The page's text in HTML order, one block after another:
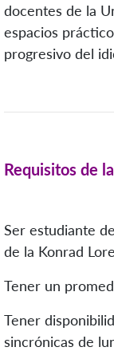
docentes de la
espacios
progresivo del
Requisitos de
Ser estudiante
de la Konrad
Tener un
Tener
sincrónicas de